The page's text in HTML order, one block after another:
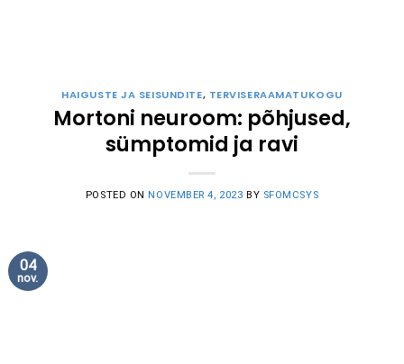
HAIGUSTE JA SEISUNDITE, TERVISERAAMATUKOGU
Mortoni neuroom: põhjused,
sümptomid ja ravi
POSTED ON NOVEMBER 4, 2023 BY SFOMCSYS
04
nov.